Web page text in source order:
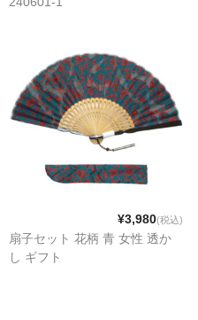
¥3,980(税込)
扇子セット 花柄 青 女性 透か
し ギフト